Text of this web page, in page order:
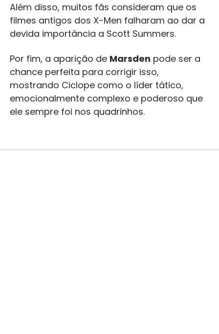
Além disso, muitos fãs consideram que os
filmes antigos dos X-Men falharam ao dar a
devida importância a Scott Summers.
Por fim, a aparição de Marsden pode ser a
chance perfeita para corrigir isso,
mostrando Ciclope como o líder tático,
emocionalmente complexo e poderoso que
ele sempre foi nos quadrinhos.